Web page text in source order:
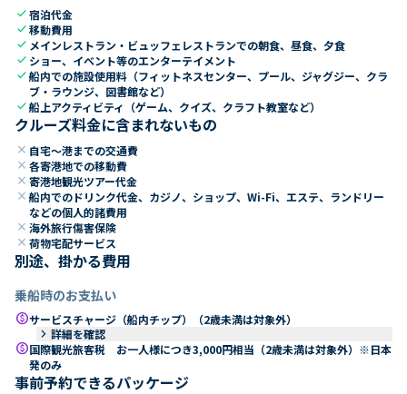
check宿泊代金
check移動費用
check メインレストラン・ビュッフェレストランでの朝食、昼食、夕食
check ショー、イベント等のエンターテイメント
check船内での施設使用料（フィットネスセンター、プール、ジャグジー、クラ
ブ・ラウンジ、図書館など）
check船上アクティビティ（ゲーム、クイズ、クラフト教室など）
クルーズ料金に含まれないもの
close 自宅～港までの交通費
close 各寄港地での移動費
close 寄港地観光ツアー代金
close 船内でのドリンク代金、カジノ、ショップ、Wi-Fi、エステ、ランドリー
などの個人的諸費用
close 海外旅行傷害保険
close 荷物宅配サービス
別途、掛かる費用
乗船時のお支払い
paidサービスチャージ（船内チップ）（2歳未満は対象外）
keyboard_arrow_right 詳細を確認
paid国際観光旅客税 お一人様につき3,000円相当（2歳未満は対象外）※日本
発のみ
事前予約できるパッケージ